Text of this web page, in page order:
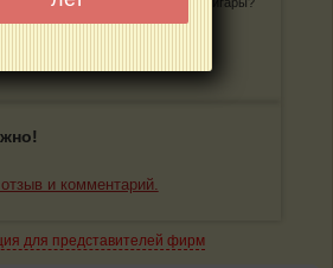
информацией с остальными!
и комментарий.
для представителей фирм